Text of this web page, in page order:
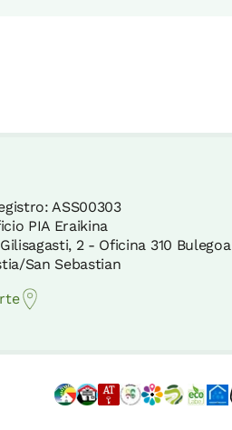
ASS00303
PIA Eraikina
2 - Oficina 310 Bulegoa
San Sebastian